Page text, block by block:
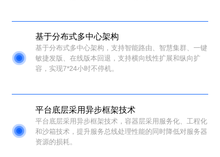
基于分布式多中心架构
基于分布式多中心架构，支持智能路由、智慧集群、一键
敏捷发版、在线版本回退，支持横向线性扩展和纵向扩
容，实现7*24小时不停机。
平台底层采用异步框架技术
平台底层采用异步框架技术，容器层采用服务化、工程化
和沙箱技术，提升服务总线处理性能的同时降低对服务器
资源的损耗。